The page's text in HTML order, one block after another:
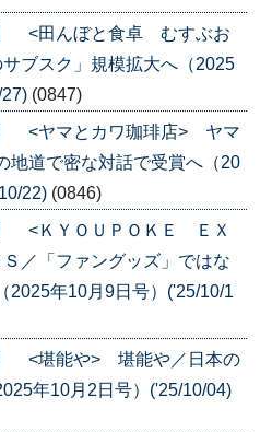
】 <田んぼと食卓 むすぶお
ブスク」規模拡大へ（2025
(0847)
】 <ヤマとカワ珈琲店> ヤマ
地道で密な対話で受賞へ（20
22) (0846)
】 <ＫＹＯＵＰＯＫＥ ＥＸ
／「ファングッズ」ではな
2025年10月9日号）('25/10/1
】 <堪能や> 堪能や／日本の
年10月2日号）('25/10/04)